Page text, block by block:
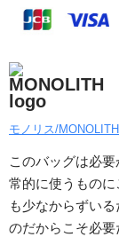
モノリス/MONOLITH
このバッグは必
常的に使うもの
も少なからずい
のだからこそ必